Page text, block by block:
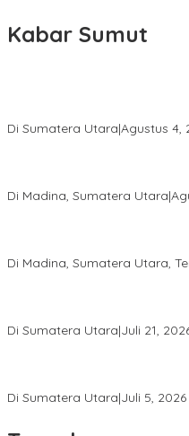
Kabar Sumut
Di Sumatera Utara|Agustus 4,
Di Madina, Sumatera Utara|
Di Madina, Sumatera Utara,
Di Sumatera Utara|Juli 21,
Di Sumatera Utara|Juli 5, 2026